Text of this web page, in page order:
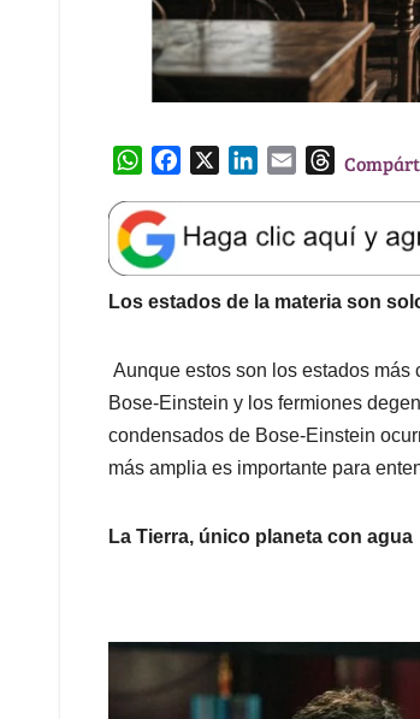
W
a
t
s
A
p
e
b
o
k
k
e
d
n
l
T
e
a
d
Los estados de la materia son
Aunque estos son los estados
Bose-Einstein y los fermiones
condensados de Bose-Einstein
más amplia es importante para
La Tierra, único planeta con agua